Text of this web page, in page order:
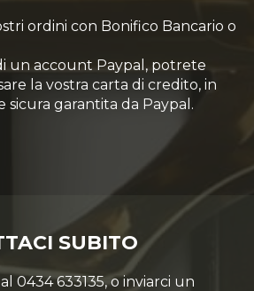
ordini con Bonifico Bancario o
un account Paypal, potrete
la vostra carta di credito, in
garantita da Paypal.
SUBITO
0434 633135, o inviarci un